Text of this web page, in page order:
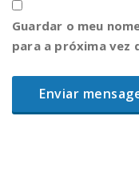
Guardar o meu
para a próxima vez